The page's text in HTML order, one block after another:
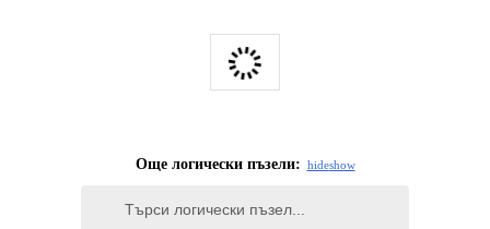
Още логически пъзели: hideshow